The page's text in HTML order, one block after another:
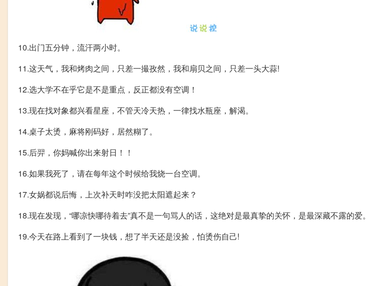
10.出门五分钟，流汗两小时。
11.这天气，我和烤肉之间，只差一撮孜然，我和扇贝之间，只差一头大蒜!
12.选大学不在乎它是不是重点，反正都没有空调！
13.现在找对象都兴看星座，不管天冷天热，一律找水瓶座，解渴。
14.桌子太烫，麻将刚码好，居然糊了。
15.后羿，你妈喊你出来射日！！
16.如果我死了，请在每年这个时候给我烧一台空调。
17.女娲都说后悔，上次补天时咋没把太阳遮起来？
18.现在发现，“哪凉快哪待着去”真不是一句骂人的话，这绝对是最真挚的关怀，是最深藏不露的爱。
19.今天在路上看到了一块钱，想了半天还是没捡，怕烫伤自己!